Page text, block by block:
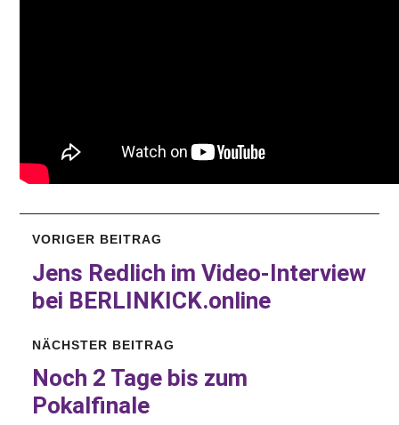
VORIGER BEITRAG
Jens Redlich im Video-Interview
bei BERLINKICK.online
NÄCHSTER BEITRAG
Noch 2 Tage bis zum
Pokalfinale